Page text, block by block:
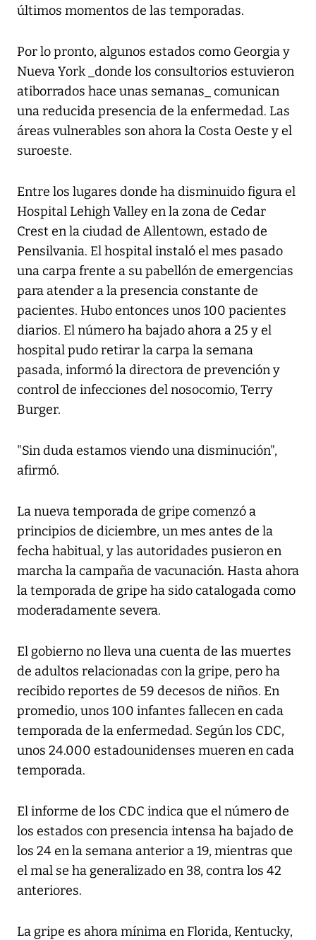
últimos momentos de las temporadas.
Por lo pronto, algunos estados como Georgia y
Nueva York _donde los consultorios estuvieron
atiborrados hace unas semanas_ comunican
una reducida presencia de la enfermedad. Las
áreas vulnerables son ahora la Costa Oeste y el
suroeste.
Entre los lugares donde ha disminuido figura el
Hospital Lehigh Valley en la zona de Cedar
Crest en la ciudad de Allentown, estado de
Pensilvania. El hospital instaló el mes pasado
una carpa frente a su pabellón de emergencias
para atender a la presencia constante de
pacientes. Hubo entonces unos 100 pacientes
diarios. El número ha bajado ahora a 25 y el
hospital pudo retirar la carpa la semana
pasada, informó la directora de prevención y
control de infecciones del nosocomio, Terry
Burger.
"Sin duda estamos viendo una disminución",
afirmó.
La nueva temporada de gripe comenzó a
principios de diciembre, un mes antes de la
fecha habitual, y las autoridades pusieron en
marcha la campaña de vacunación. Hasta ahora
la temporada de gripe ha sido catalogada como
moderadamente severa.
El gobierno no lleva una cuenta de las muertes
de adultos relacionadas con la gripe, pero ha
recibido reportes de 59 decesos de niños. En
promedio, unos 100 infantes fallecen en cada
temporada de la enfermedad. Según los CDC,
unos 24.000 estadounidenses mueren en cada
temporada.
El informe de los CDC indica que el número de
los estados con presencia intensa ha bajado de
los 24 en la semana anterior a 19, mientras que
el mal se ha generalizado en 38, contra los 42
anteriores.
La gripe es ahora mínima en Florida, Kentucky,